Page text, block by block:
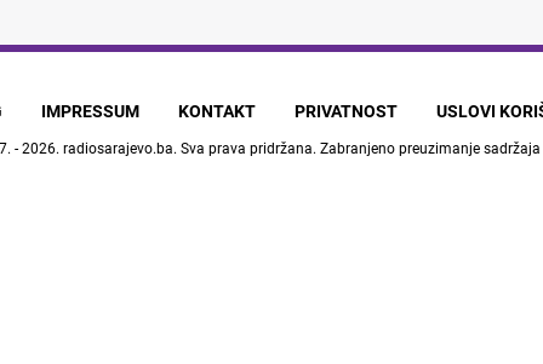
IMPRESSUM KONTAKT PRIVATNOST USLOVI
- 2026. radiosarajevo.ba. Sva prava pridržana. Zabranjeno preuzimanje